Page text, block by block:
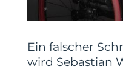
Ein falscher
wird Sebastian